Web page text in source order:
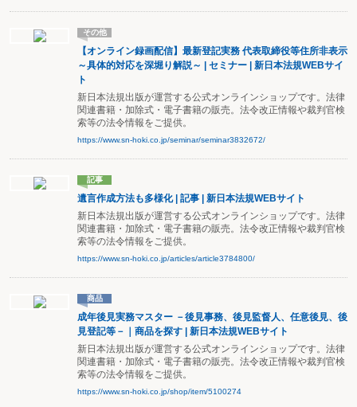
その他
【オンライン録画配信】最新登記実務 代表取締役等住所非表示
～具体的対応を深堀り解説～ | セミナー | 新日本法規WEBサイ
ト
新日本法規出版が運営する公式オンラインショップです。法律
関連書籍・加除式・電子書籍の販売。法令改正情報や裁判官検
索等の法令情報をご提供。
https://www.sn-hoki.co.jp/seminar/seminar3832672/
記事
遺言作成方法も多様化 | 記事 | 新日本法規WEBサイト
新日本法規出版が運営する公式オンラインショップです。法律
関連書籍・加除式・電子書籍の販売。法令改正情報や裁判官検
索等の法令情報をご提供。
https://www.sn-hoki.co.jp/articles/article3784800/
商品
成年後見実務マスター －後見事務、後見監督人、任意後見、後
見登記等－｜商品を探す | 新日本法規WEBサイト
新日本法規出版が運営する公式オンラインショップです。法律
関連書籍・加除式・電子書籍の販売。法令改正情報や裁判官検
索等の法令情報をご提供。
https://www.sn-hoki.co.jp/shop/item/5100274